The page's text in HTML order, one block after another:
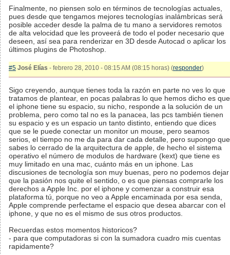
Finalmente, no piensen solo en términos de tecnologías actuales,
pues desde que tengamos mejores tecnologías inalámbricas será
posible acceder desde la palma de tu mano a servidores remotos
de alta velocidad que les proveerá de todo el poder necesario que
deseen, así sea para renderizar en 3D desde Autocad o aplicar los
últimos plugins de Photoshop.
#5 José Elías - febrero 28, 2010 - 08:15 AM (08:15 horas) (responder)
Sigo creyendo, aunque tienes toda la razón en parte no ves lo que
tratamos de plantear, en pocas palabras lo que hemos dicho es que
el iphone tiene su espacio, su nicho, responde a la solución de un
problema, pero como tal no es la panacea, las pcs también tienen
su espacio y es un espacio un tanto distinto, entiendo que dices
que se le puede conectar un monitor un mouse, pero seamos
serios, el tiempo no me da para dar cada detalle, pero supongo que
sabes lo cerrado de la arquitectura de apple, de hecho el sistema
operativo el número de modulos de hardware (kext) que tiene es
muy limitado en una mac, cuánto más en un iphone. Las
discusiones de tecnología son muy buenas, pero no podemos dejar
que la pasión nos quite el sentido, o es que piensas comprarle los
derechos a Apple Inc. por el iphone y comenzar a construir esa
plataforma tú, porque no veo a Apple encaminada por esa senda,
Apple comprende perfectame el espacio que desea abarcar con el
iphone, y que no es el mismo de sus otros productos.
Recuerdas estos momentos historicos?
- para que computadoras si con la sumadora cuadro mis cuentas
rapidamente?